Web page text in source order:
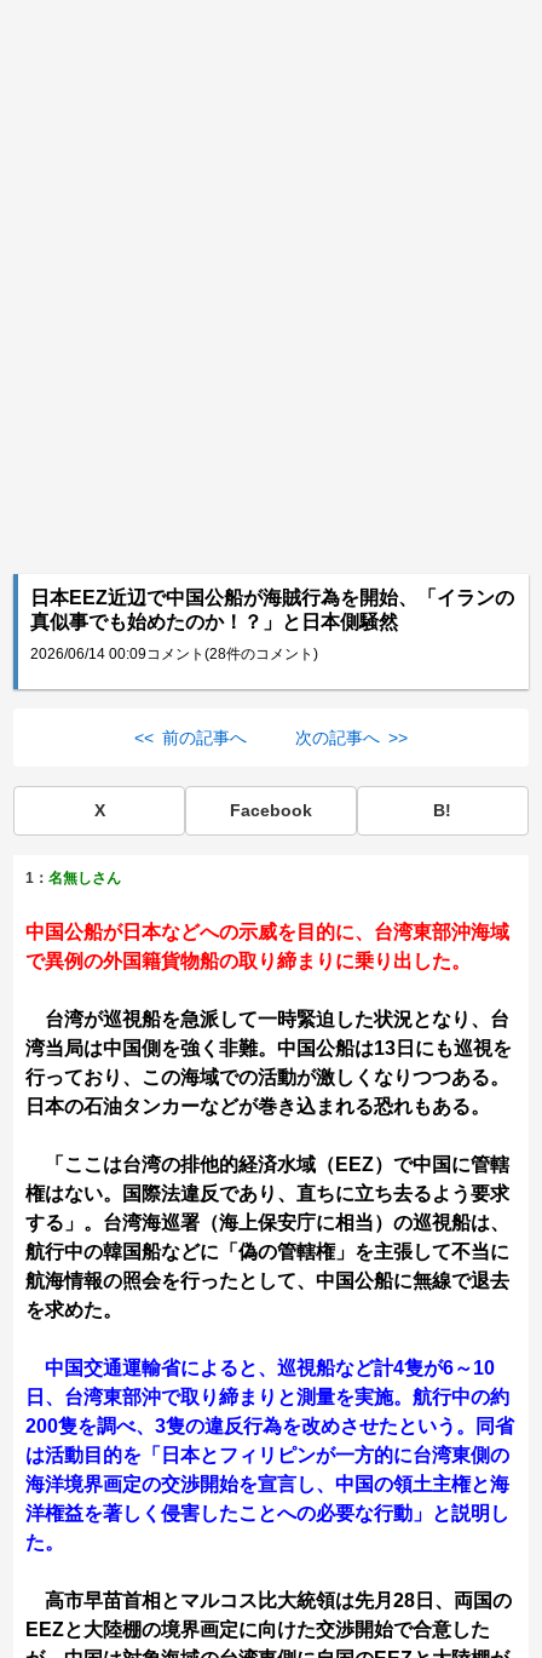
日本EEZ近辺で中国公船が海賊行為を開始、「イランの
真似事でも始めたのか！？」と日本側騒然
2026/06/14 00:09コメント(28件のコメント)
<< 前の記事へ 次の記事へ >>
X Facebook B!
1：名無しさん
中国公船が日本などへの示威を目的に、台湾東部沖海域
で異例の外国籍貨物船の取り締まりに乗り出した。
台湾が巡視船を急派して一時緊迫した状況となり、台
湾当局は中国側を強く非難。中国公船は13日にも巡視を
行っており、この海域での活動が激しくなりつつある。
日本の石油タンカーなどが巻き込まれる恐れもある。
「ここは台湾の排他的経済水域（EEZ）で中国に管轄
権はない。国際法違反であり、直ちに立ち去るよう要求
する」。台湾海巡署（海上保安庁に相当）の巡視船は、
航行中の韓国船などに「偽の管轄権」を主張して不当に
航海情報の照会を行ったとして、中国公船に無線で退去
を求めた。
中国交通運輸省によると、巡視船など計4隻が6～10
日、台湾東部沖で取り締まりと測量を実施。航行中の約
200隻を調べ、3隻の違反行為を改めさせたという。同省
は活動目的を「日本とフィリピンが一方的に台湾東側の
海洋境界画定の交渉開始を宣言し、中国の領土主権と海
洋権益を著しく侵害したことへの必要な行動」と説明し
た。
高市早苗首相とマルコス比大統領は先月28日、両国の
EEZと大陸棚の境界画定に向けた交渉開始で合意した